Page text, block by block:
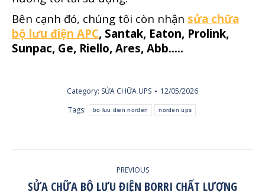
Bên cạnh đó, chúng tôi còn nhận sửa chữa
bộ lưu điện APC, Santak, Eaton, Prolink,
Sunpac, Ge, Riello, Ares, Abb…..
Category: SỬA CHỮA UPS
12/05/2026
Tags:
bo luu dien norden norden ups
NAVIGATION
PREVIOUS
Previous
SỬA CHỮA BỘ LƯU ĐIỆN BORRI CHẤT LƯỢNG